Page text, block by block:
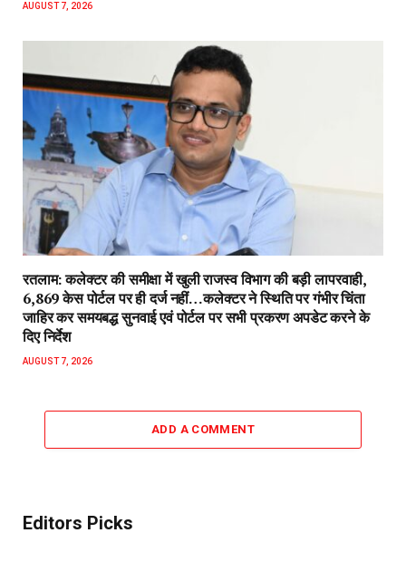
AUGUST 7, 2026
रतलाम: कलेक्टर की समीक्षा में खुली राजस्व विभाग की बड़ी लापरवाही,
6,869 केस पोर्टल पर ही दर्ज नहीं…कलेक्टर ने स्थिति पर गंभीर चिंता
जाहिर कर समयबद्ध सुनवाई एवं पोर्टल पर सभी प्रकरण अपडेट करने के
दिए निर्देश
AUGUST 7, 2026
ADD A COMMENT
Editors Picks